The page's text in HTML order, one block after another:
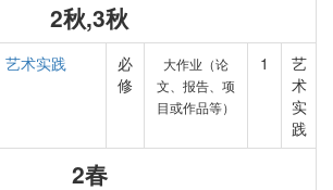
2秋,3秋
艺术实践
必
修
大作业（论
文、报告、项
目或作品等）
1
艺
术
实
践
2春